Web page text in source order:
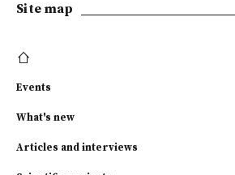
Site map
Events
What's new
Articles and interviews